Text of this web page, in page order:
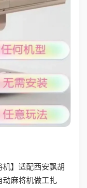
机】适配西安飘胡
动麻将机做工扎